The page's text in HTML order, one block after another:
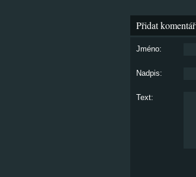
Přidat komentář
Jméno:
Nadpis:
Text: